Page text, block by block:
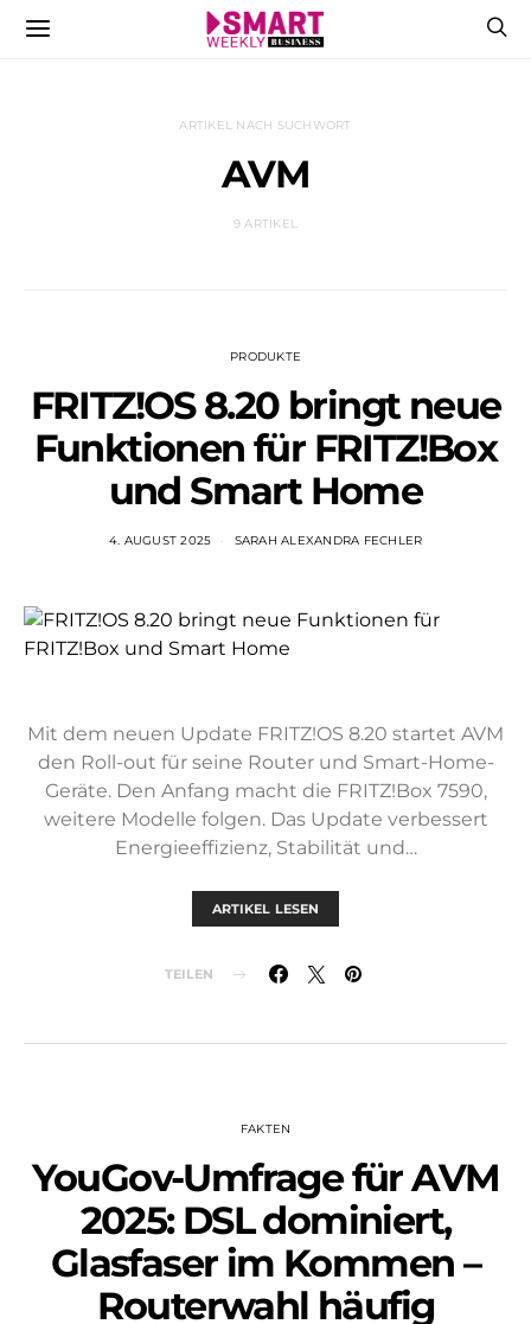
ARTIKEL NACH SUCHWORT
AVM
9 ARTIKEL
PRODUKTE
FRITZ!OS 8.20 bringt neue
Funktionen für FRITZ!Box
und Smart Home
4. AUGUST 2025 SARAH ALEXANDRA FECHLER
Mit dem neuen Update FRITZ!OS 8.20 startet AVM
den Roll-out für seine Router und Smart-Home-
Geräte. Den Anfang macht die FRITZ!Box 7590,
weitere Modelle folgen. Das Update verbessert
Energieeffizienz, Stabilität und…
ARTIKEL LESEN
TEILEN
FAKTEN
YouGov-Umfrage für AVM
2025: DSL dominiert,
Glasfaser im Kommen –
Routerwahl häufig